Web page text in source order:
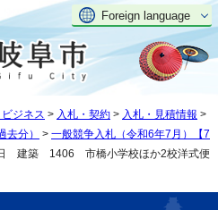
Foreign language
ジネス > 入札・契約 > 入札・見積情報 >
去分） > 一般競争入札（令和6年7月）【7
建築 1406 市橋小学校ほか2校洋式便